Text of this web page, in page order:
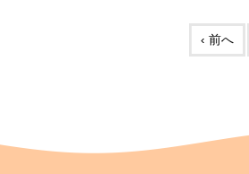
‹ 前へ